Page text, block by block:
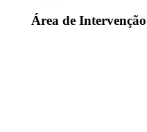
Área de Intervenção